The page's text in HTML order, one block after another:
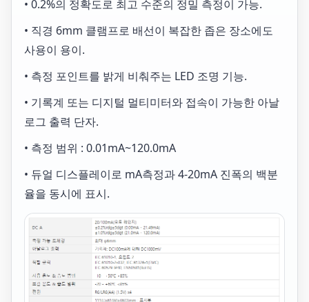
• 0.2%의 정확도로 최고 수준의 정밀 측정이 가능.
• 직경 6mm 클램프로 배선이 복잡한 좁은 장소에도
사용이 용이.
• 측정 포인트를 밝게 비춰주는 LED 조명 기능.
• 기록계 또는 디지털 멀티미터와 접속이 가능한 아날
로그 출력 단자.
• 측정 범위 : 0.01mA~120.0mA
• 듀얼 디스플레이로 mA측정과 4-20mA 진폭의 백분
율을 동시에 표시.